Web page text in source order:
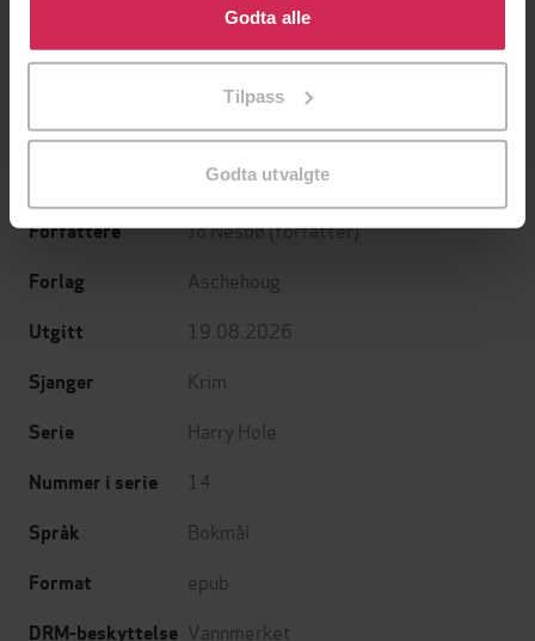
bruke cookies for alle disse formålene. Du kan også
tilpasse ditt samtykke til spesifikke formål ved å klikke
Godta alle
Tilpass
Godta utvalgte
Minnesota
Jo Nesbø
Utskudd
Jørn Lier Horst
Forfattere Jo Nesbø(forfatter)
Forlag Aschehoug
Utgitt 19.08.2026
Sjanger Krim
Serie Harry Hole
Nummer i serie 14
Språk Bokmål
Format epub
DRM-beskyttelse Vannmerket